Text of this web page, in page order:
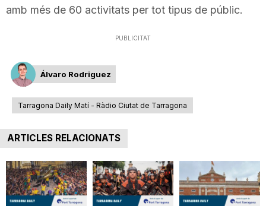
amb més de 60 activitats per tot tipus de públic.
PUBLICITAT
Álvaro Rodriguez
Tarragona Daily Matí - Ràdio Ciutat de Tarragona
ARTICLES RELACIONATS